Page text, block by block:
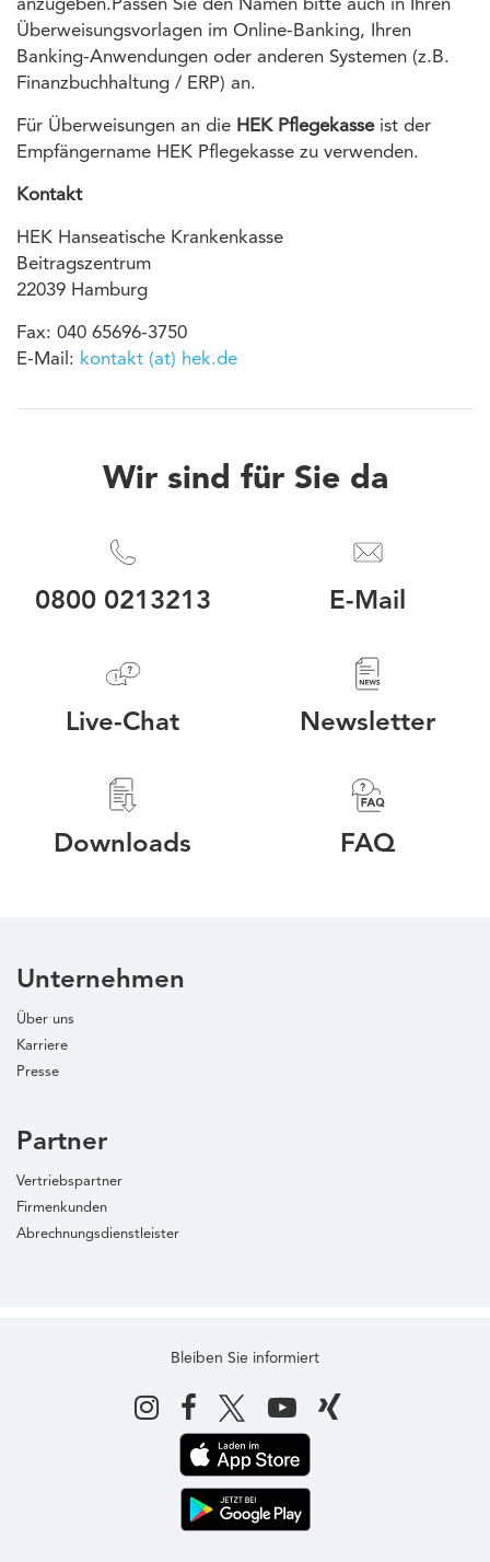
anzugeben.Passen Sie den Namen bitte auch in Ihren
Überweisungsvorlagen im Online-Banking, Ihren
Banking-Anwendungen oder anderen Systemen (z.B.
Finanzbuchhaltung / ERP) an.
Für Überweisungen an die HEK Pflegekasseist der
Empfängername HEK Pflegekasse zu verwenden.
Kontakt
HEK Hanseatische Krankenkasse
Beitragszentrum
22039 Hamburg
Fax: 040 65696-3750
E-Mail: kontakt (at) hek.de
Wir sind für Sie da
0800 0213213 E-Mail
Live-Chat Newsletter
Downloads FAQ
Unternehmen
Über uns
Karriere
Presse
Partner
Vertriebspartner
Firmenkunden
Abrechnungsdienstleister
Bleiben Sie informiert